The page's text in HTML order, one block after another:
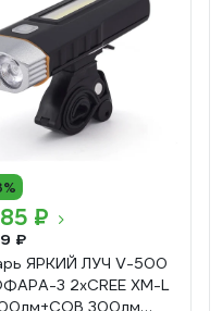
₽
₽
ЯРКИЙ ЛУЧ V-500
3 2xCREE XM-L
300лм